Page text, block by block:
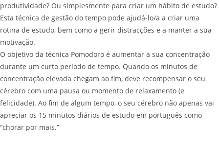
produtividade? Ou simplesmente para criar um hábito de estudo?
Esta técnica de gestão do tempo pode ajudá-lo/a a criar uma
rotina de estudo, bem como a gerir distracções e a manter a sua
motivação.
O objetivo da técnica Pomodoro é aumentar a sua concentração
durante um curto período de tempo. Quando os minutos de
concentração elevada chegam ao fim, deve recompensar o seu
cérebro com uma pausa ou momento de relaxamento (e
felicidade). Ao fim de algum tempo, o seu cérebro não apenas vai
apreciar os 15 minutos diários de estudo em português como
“chorar por mais.”